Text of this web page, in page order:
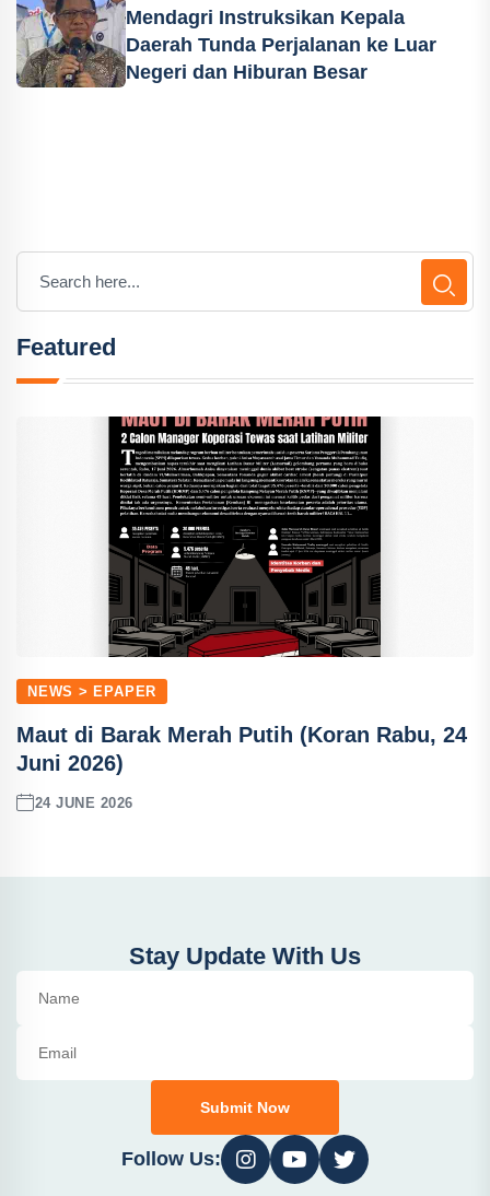
Mendagri Instruksikan Kepala
Daerah Tunda Perjalanan ke Luar
Negeri dan Hiburan Besar
Featured
NEWS > EPAPER
Maut di Barak Merah Putih (Koran Rabu, 24
Juni 2026)
24 JUNE 2026
Stay Update With Us
Submit Now
Follow Us: